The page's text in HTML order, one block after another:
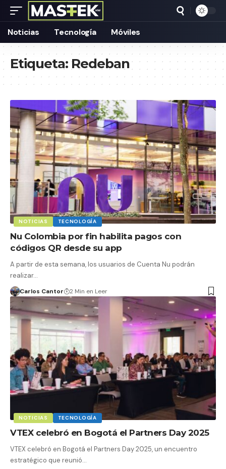
Noticias Tecnología Móviles
Etiqueta:Redeban
NOTICIAS TECNOLOGÍA
Nu Colombia por fin habilita pagos con
códigos QR desde su app
A partir de esta semana, los usuarios de Cuenta Nu podrán
realizar…
Carlos Cantor 2 Min en Leer
NOTICIAS TECNOLOGÍA
VTEX celebró en Bogotá el Partners Day 2025
VTEX celebró en Bogotá el Partners Day 2025, un encuentro
estratégico que reunió…